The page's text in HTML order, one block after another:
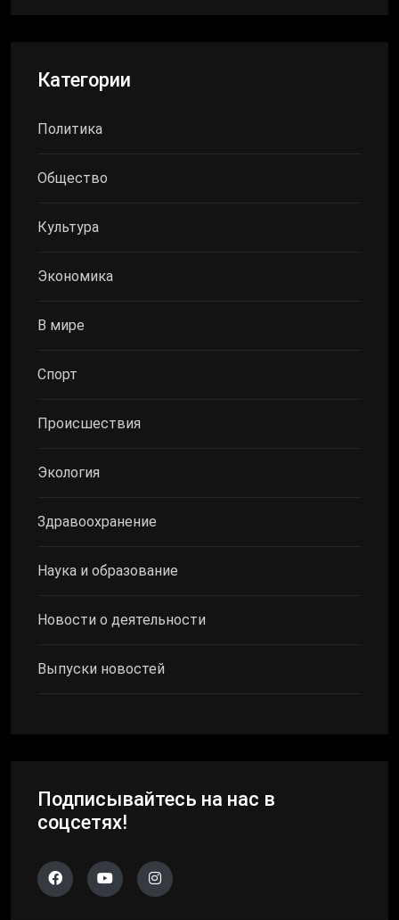
Категории
Политика
Общество
Культура
Экономика
В мире
Спорт
Происшествия
Экология
Здравоохранение
Наука и образование
Новости о деятельности
Выпуски новостей
Подписывайтесь на нас в
соцсетях!